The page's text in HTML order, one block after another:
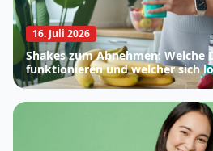
16. Juli 2026
Shakes zum Abnehmen: Welche
funktionieren und welcher sich